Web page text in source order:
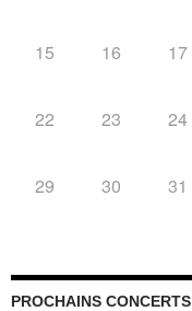
15 16 17
22 23 24
29 30 31
PROCHAINS CONCERTS